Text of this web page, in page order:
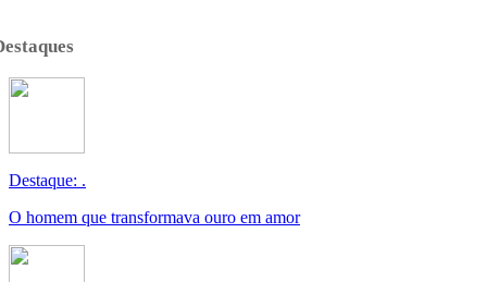
Destaque: .
O homem que transformava ouro em amor